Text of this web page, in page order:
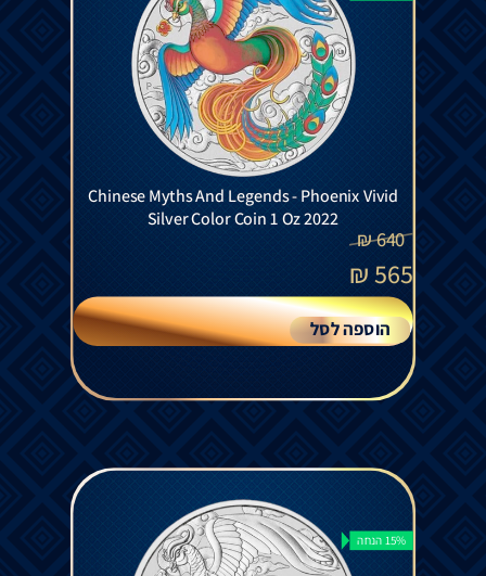
Chinese Myths And Legends - Phoenix Vivid
Silver Color Coin 1 Oz 2022
640
₪
565
₪
הוספה לסל
15% הנחה